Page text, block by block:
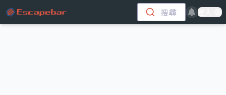
跳至主要內容
搜尋 登入